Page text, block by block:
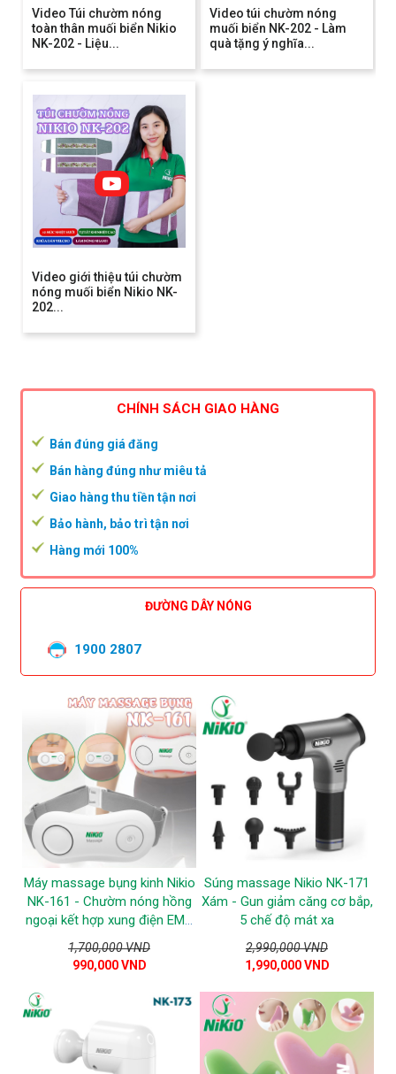
Video Túi chườm nóng
toàn thân muối biển Nikio
NK-202 - Liệu...
Video túi chườm nóng
muối biển NK-202 - Làm
quà tặng ý nghĩa...
Video giới thiệu túi chườm
nóng muối biển Nikio NK-
202...
CHÍNH SÁCH GIAO HÀNG
Bán đúng giá đăng
Bán hàng đúng như miêu tả
Giao hàng thu tiền tận nơi
Bảo hành, bảo trì tận nơi
Hàng mới 100%
ĐƯỜNG DÂY NÓNG
1900 2807
Máy massage bụng kinh Nikio
NK-161 - Chườm nóng hồng
ngoại kết hợp xung điện EMS
và ngải cứu
1,700,000 VND
990,000 VND
Súng massage Nikio NK-171
Xám - Gun giảm căng cơ bắp,
5 chế độ mát xa
2,990,000 VND
1,990,000 VND